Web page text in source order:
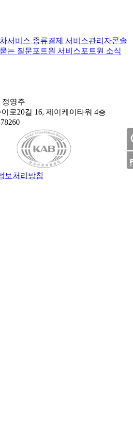
서비스 종류결제 서비스관리자콘솔
는 질문포트원 서비스포트원 소식
정영주
로20길 16, 제이케이타워 4층
보처리방침